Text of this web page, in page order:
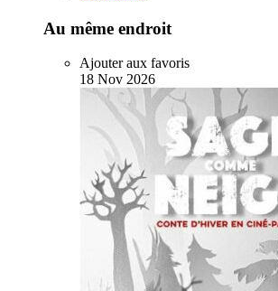
Au même endroit
Ajouter aux favoris
18 Nov 2026